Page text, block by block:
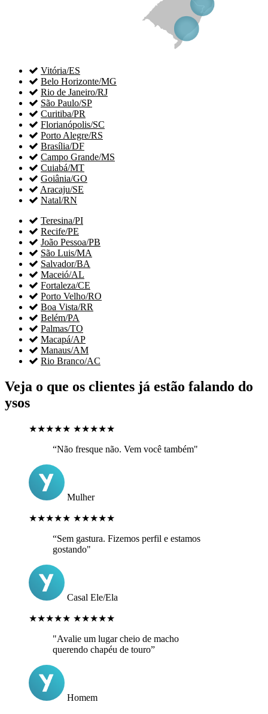
 Vitória/ES
 Belo Horizonte/MG
 Rio de Janeiro/RJ
 São Paulo/SP
 Curitiba/PR
 Florianópolis/SC
 Porto Alegre/RS
 Brasília/DF
 Campo Grande/MS
 Cuiabá/MT
 Goiânia/GO
 Aracaju/SE
 Natal/RN
 Teresina/PI
 Recife/PE
 João Pessoa/PB
 São Luis/MA
 Salvador/BA
 Maceió/AL
 Fortaleza/CE
 Porto Velho/RO
 Boa Vista/RR
 Belém/PA
 Palmas/TO
 Macapá/AP
 Manaus/AM
 Rio Branco/AC
Veja o que os clientes já estão falando do
ysos
★★★★★ ★★★★★
“Não fresque não. Vem você também"
Mulher
★★★★★ ★★★★★
“Sem gastura. Fizemos perfil e estamos
gostando"
Casal Ele/Ela
★★★★★ ★★★★★
"Avalie um lugar cheio de macho
querendo chapéu de touro”
Homem